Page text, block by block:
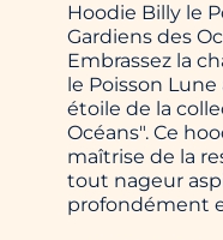
Hoodie Billy le
Gardiens des
Embrassez la
le Poisson
étoile de la
Océans". Ce
maîtrise de la
tout nageur
profondément